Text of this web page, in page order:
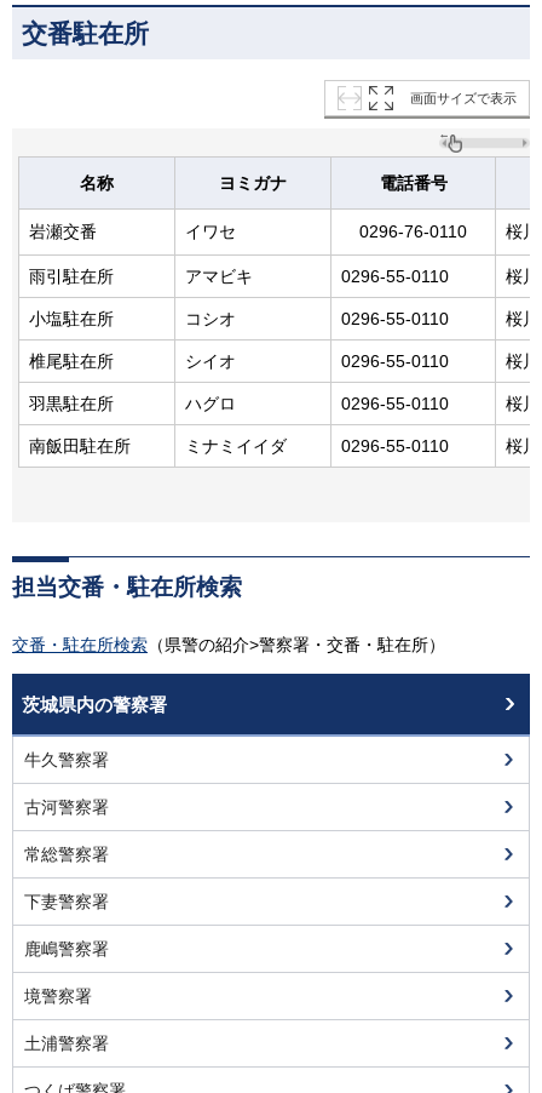
交番駐在所
画面サイズで表示
名称 ヨミガナ 電話番号
岩瀬交番 イワセ 0296-76-0110 桜
雨引駐在所 アマビキ 0296-55-0110 桜
小塩駐在所 コシオ 0296-55-0110 桜
椎尾駐在所 シイオ 0296-55-0110 桜
羽黒駐在所 ハグロ 0296-55-0110 桜
南飯田駐在所 ミナミイイダ 0296-55-0110 桜
担当交番・駐在所検索
交番・駐在所検索 （県警の紹介>警察署・交番・駐在所）
茨城県内の警察署
牛久警察署
古河警察署
常総警察署
下妻警察署
鹿嶋警察署
境警察署
土浦警察署